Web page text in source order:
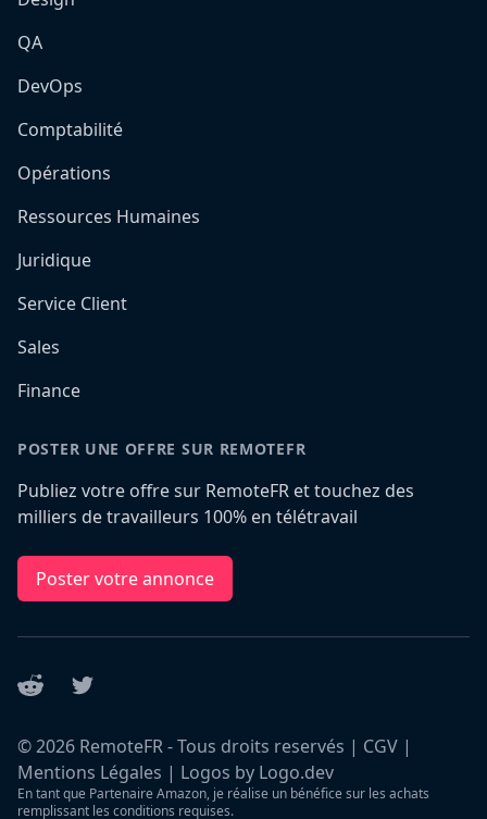
QA
DevOps
Comptabilité
Opérations
Ressources Humaines
Juridique
Service Client
Sales
Finance
POSTER UNE OFFRE SUR REMOTEFR
Publiez votre offre sur RemoteFR et touchez des
milliers de travailleurs 100% en télétravail
Poster votre annonce
Reddit Twitter
©2026 RemoteFR - Tous droits reservés | CGV |
Mentions Légales | Logos by Logo.dev
En tant que Partenaire Amazon, je réalise un bénéfice sur les achats
remplissant les conditions requises.